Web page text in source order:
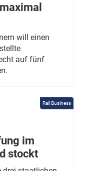
will einen
auf fünf
Rail Business
im
stockt